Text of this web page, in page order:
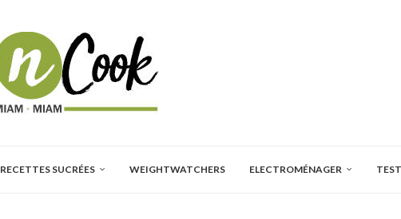
RECETTES SUCRÉES WEIGHTWATCHERS ELECTROMÉNAGER